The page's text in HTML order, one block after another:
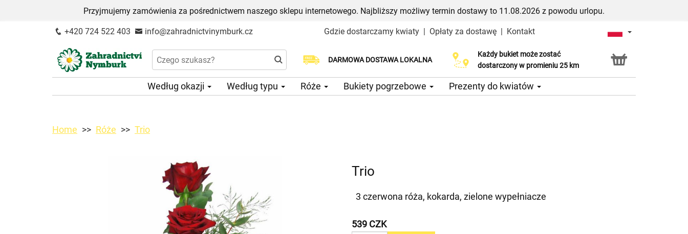
Przyjmujemy zamówienia za pośrednictwem naszego sklepu internetowego. Najbliższy możliwy termin dostawy to 11.08.2026 z powodu urlopu.
+420 724 522 403 info@zahradnictvinymburk.cz Gdzie dostarczamy kwiaty | Opłaty za dostawę | Kontakt
DARMOWA DOSTAWA LOKALNA
Wybierz datę dostawy
Każdy bukiet może zostać
dostarczony w promieniu 25 km
Usługa Click & Collect
Według okazji Według typu Róże Bukiety pogrzebowe Prezenty do kwiatów
Home Róże Trio
Trio
3 czerwona róża, kokarda, zielone wypełniacze
539 CZK